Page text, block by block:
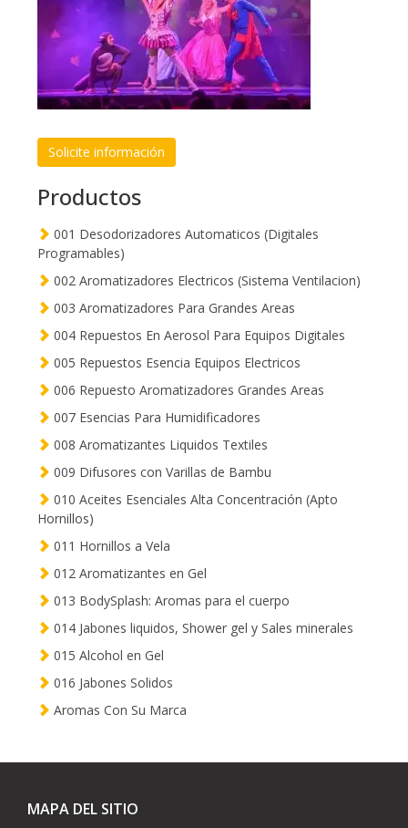
Solicite información
Productos
001 Desodorizadores Automaticos (Digitales
Programables)
002 Aromatizadores Electricos (Sistema Ventilacion)
003 Aromatizadores Para Grandes Areas
004 Repuestos En Aerosol Para Equipos Digitales
005 Repuestos Esencia Equipos Electricos
006 Repuesto Aromatizadores Grandes Areas
007 Esencias Para Humidificadores
008 Aromatizantes Liquidos Textiles
009 Difusores con Varillas de Bambu
010 Aceites Esenciales Alta Concentración (Apto
Hornillos)
011 Hornillos a Vela
012 Aromatizantes en Gel
013 BodySplash: Aromas para el cuerpo
014 Jabones liquidos, Shower gel y Sales minerales
015 Alcohol en Gel
016 Jabones Solidos
Aromas Con Su Marca
MAPA DEL SITIO